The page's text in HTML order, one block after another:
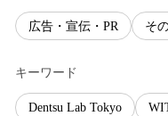
広告・宣伝・PR そ
キーワード
Dentsu Lab Tokyo